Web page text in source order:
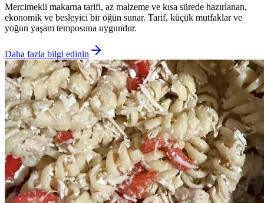
Mercimekli makarna tarifi, az malzeme ve kısa sürede hazırlanan,
ekonomik ve besleyici bir öğün sunar. Tarif, küçük mutfaklar ve
yoğun yaşam temposuna uygundur.
Daha fazla bilgi edinin